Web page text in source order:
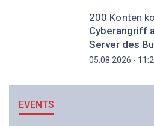
200 Konten
Cyberangriff
Server des
05.08.2026 -
EVENTS